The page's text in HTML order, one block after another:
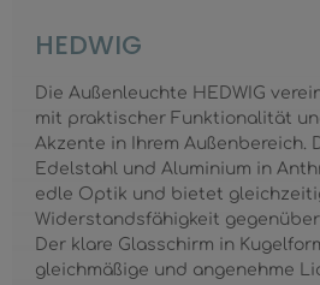
HEDWIG
Die Außenleuchte HEDWIG
mit praktischer Funktionalität
Akzente in Ihrem Außenbereich.
Edelstahl und Aluminium in
edle Optik und bietet
Widerstandsfähigkeit
Der klare Glasschirm in
gleichmäßige und angenehme